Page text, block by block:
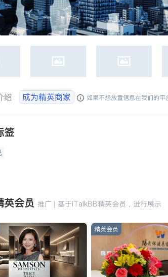
绍 成为精英商家 如果不想放置信息在我们的平
签
英会员 推广 | 基于iTalkBB精英会员，进行展示
精英会员